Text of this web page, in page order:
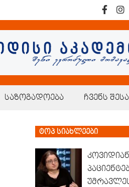
საზოგადოება ჩვენს
ტოპ სიახლეები